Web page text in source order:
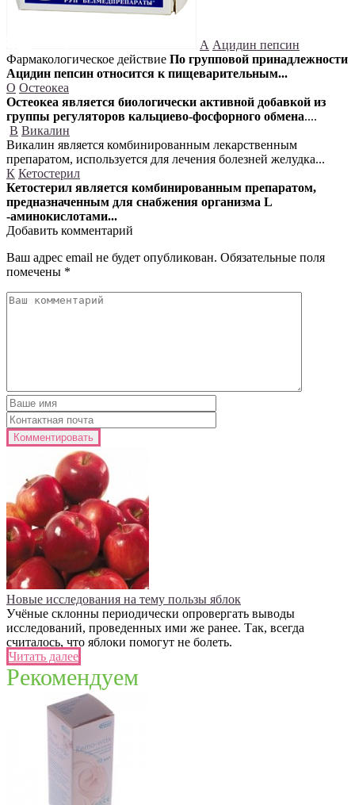
А Ацидин пепсин
Фармакологическое действие По групповой принадлежности
Ацидин пепсин относится к пищеварительным...
О Остеокеа
Остеокеа является биологически активной добавкой из
группы регуляторов кальциево-фосфорного обмена....
В Викалин
Викалин является комбинированным лекарственным
препаратом, используется для лечения болезней желудка...
К Кетостерил
Кетостерил является комбинированным препаратом,
предназначенным для снабжения организма L
-аминокислотами...
Добавить комментарий
Ваш адрес email не будет опубликован. Обязательные поля
помечены *
Новые исследования на тему пользы яблок
Учёные склонны периодически опровергать выводы
исследований, проведенных ими же ранее. Так, всегда
считалось, что яблоки помогут не болеть.
Читать далее
Рекомендуем